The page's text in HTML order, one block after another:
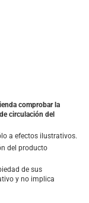
comprobar la
circulación del
a efectos ilustrativos.
del producto
de sus
y no implica